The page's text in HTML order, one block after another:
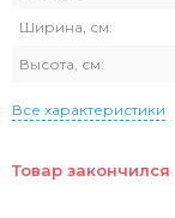
Ширина, см:
Высота, см:
Все характеристики
Товар закончился